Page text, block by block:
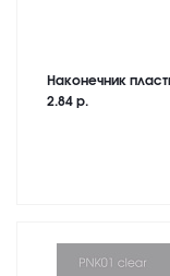
Наконечник
2.84 р.